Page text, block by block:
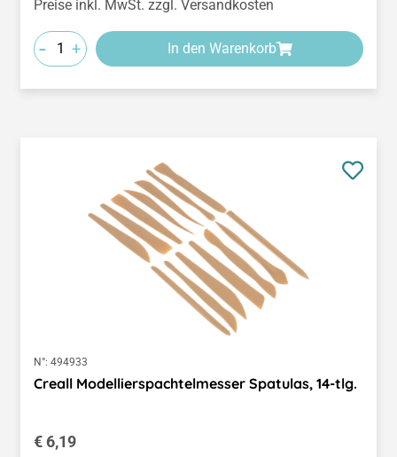
Preise inkl. MwSt. zzgl. Versandkosten
- + In den Warenkorb
N°: 494933
Creall Modellierspachtelmesser Spatulas, 14-tlg.
Regulärer Preis:
€ 6,19